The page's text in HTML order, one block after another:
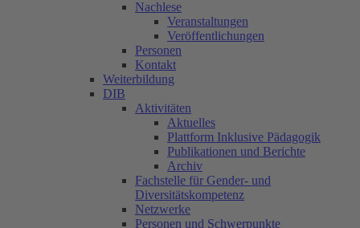
Nachlese
Veranstaltungen
Veröffentlichungen
Personen
Kontakt
Weiterbildung
DIB
Aktivitäten
Aktuelles
Plattform Inklusive Pädagogik
Publikationen und Berichte
Archiv
Fachstelle für Gender- und
Diversitätskompetenz
Netzwerke
Personen und Schwerpunkte